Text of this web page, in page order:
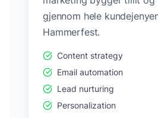
gjennom hele
Hammerfest.
Content strategy
Email automation
Lead nurturing
Personalization